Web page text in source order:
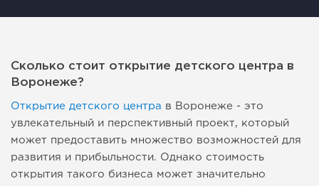
Сколько стоит открытие детского центра в
Воронеже?
Открытие детского центра в Воронеже - это
увлекательный и перспективный проект, который
может предоставить множество возможностей для
развития и прибыльности. Однако стоимость
открытия такого бизнеса может значительно